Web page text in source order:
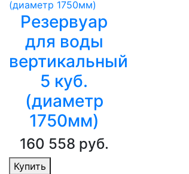
Резервуар
для воды
вертикальный
5 куб.
(диаметр
1750мм)
160 558 руб.
Купить